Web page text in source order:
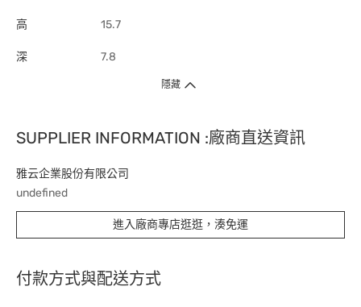
高 15.7
深 7.8
隱藏
SUPPLIER INFORMATION :廠商直送資訊
雅云企業股份有限公司
undefined
進入廠商專店逛逛，湊免運
付款方式與配送方式